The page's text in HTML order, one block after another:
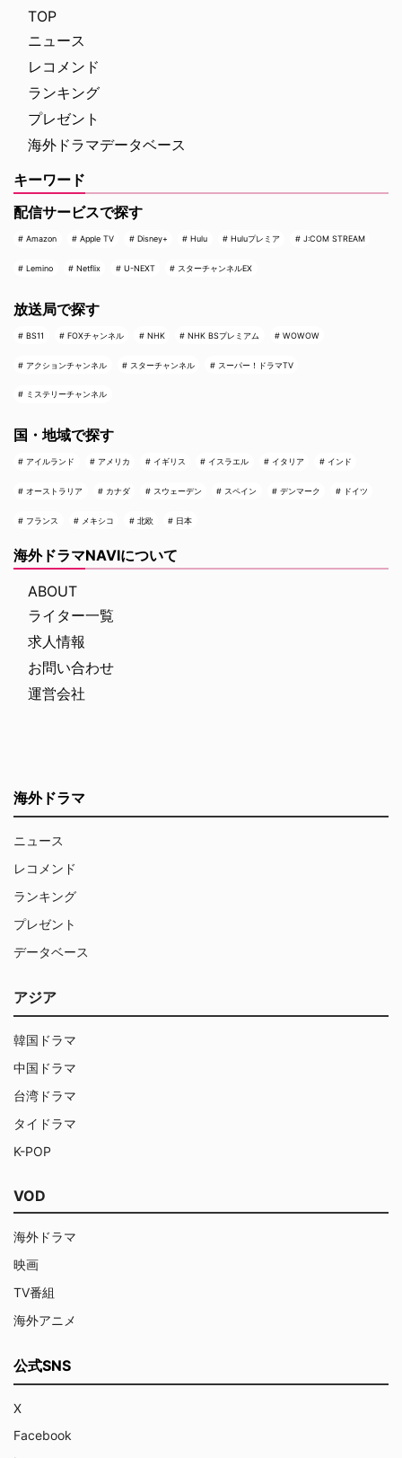
TOP
ニュース
レコメンド
ランキング
プレゼント
海外ドラマデータベース
キーワード
配信サービスで探す
Amazon Apple TV Disney+ Hulu Huluプレミア J:COM STREAM
Lemino Netflix U-NEXT スターチャンネルEX
放送局で探す
BS11 FOXチャンネル NHK NHK BSプレミアム WOWOW
アクションチャンネル スターチャンネル スーパー！ドラマTV
ミステリーチャンネル
国・地域で探す
アイルランド アメリカ イギリス イスラエル イタリア インド
オーストラリア カナダ スウェーデン スペイン デンマーク ドイツ
フランス メキシコ 北欧 日本
海外ドラマNAVIについて
ABOUT
ライター一覧
求人情報
お問い合わせ
運営会社
海外ドラマ
ニュース
レコメンド
ランキング
プレゼント
データベース
アジア
韓国ドラマ
中国ドラマ
台湾ドラマ
タイドラマ
K-POP
VOD
海外ドラマ
映画
TV番組
海外アニメ
公式SNS
X
Facebook